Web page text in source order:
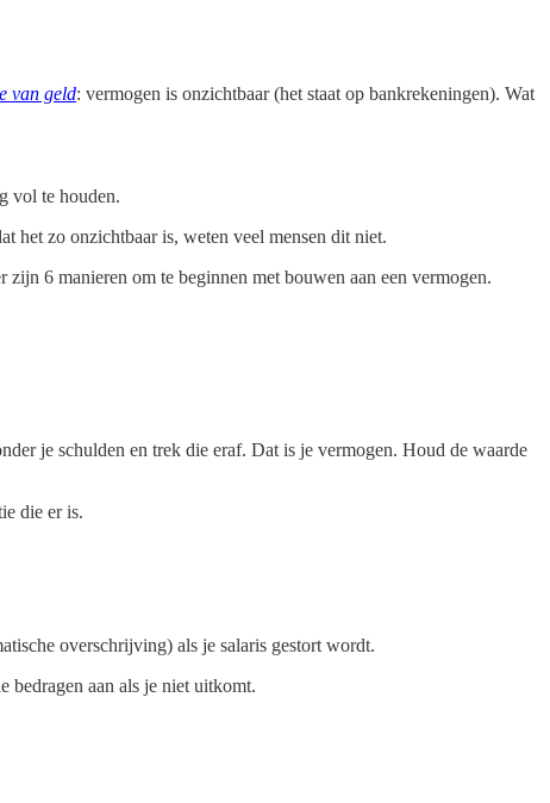
van geld: vermogen is onzichtbaar (het staat op bankrekeningen). Wat
vol te houden.
het zo onzichtbaar is, weten veel mensen dit niet.
6 manieren om te beginnen met bouwen aan een vermogen.
je schulden en trek die eraf. Dat is je vermogen. Houd de waarde
die er is.
overschrijving) als je salaris gestort wordt.
bedragen aan als je niet uitkomt.